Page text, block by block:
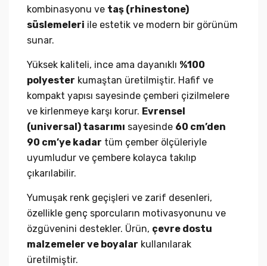
kombinasyonu ve taş (rhinestone)
süslemeleri ile estetik ve modern bir görünüm
sunar.
Yüksek kaliteli, ince ama dayanıklı %100
polyester kumaştan üretilmiştir. Hafif ve
kompakt yapısı sayesinde çemberi çizilmelere
ve kirlenmeye karşı korur. Evrensel
(universal) tasarımı sayesinde 60 cm’den
90 cm’ye kadar tüm çember ölçüleriyle
uyumludur ve çembere kolayca takılıp
çıkarılabilir.
Yumuşak renk geçişleri ve zarif desenleri,
özellikle genç sporcuların motivasyonunu ve
özgüvenini destekler. Ürün, çevre dostu
malzemeler ve boyalar kullanılarak
üretilmiştir.